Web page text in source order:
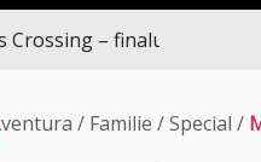
– finalul sezonului 4,
/ Familie /Special /